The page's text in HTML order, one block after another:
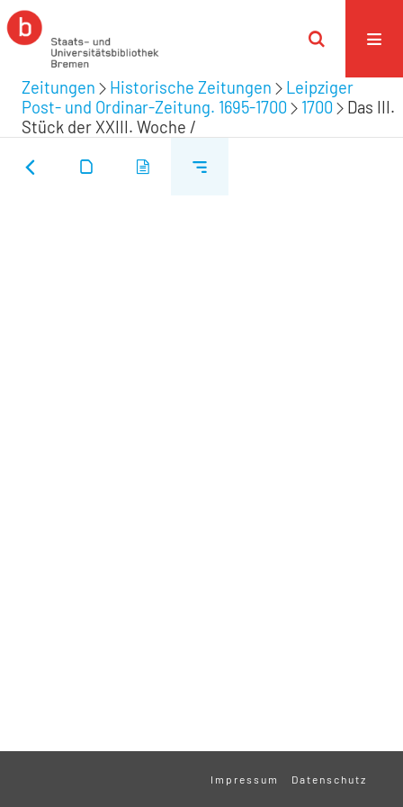
Zeitungen Historische Zeitungen
Leipziger
Post- und Ordinar-Zeitung. 1695-1700
1700
Das III.
Stück der XXIII. Woche /
Impressum Datenschutz